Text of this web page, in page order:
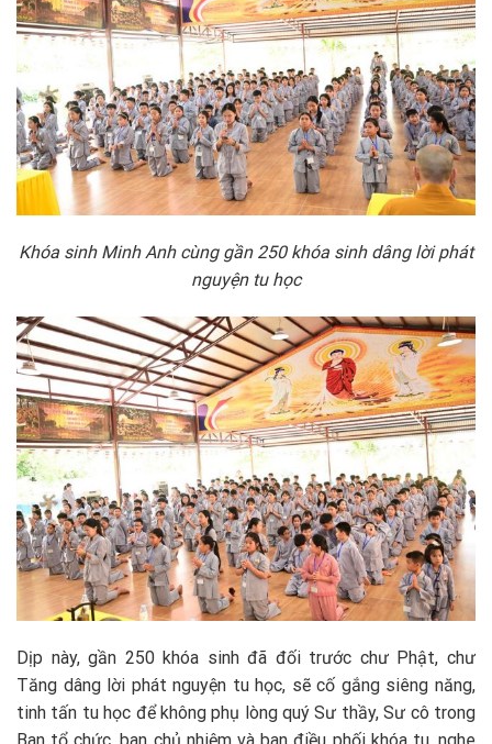
Khóa sinh MinhAnh cùng gần 250 khóa sinh dâng lời phát
nguyện tu học
Dịp này, gần 250 khóa sinh đã đối trước chư Phật, chư
Tăng dâng lời phát nguyện tu học, sẽ cố gắng siêng năng,
tinh tấn tu học để không phụ lòng quý Sư thầy, Sư cô trong